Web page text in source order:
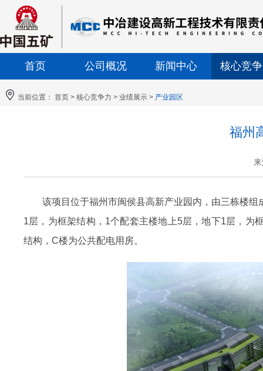
首页 公司概况 新闻中心 核心竞
当前位置： 首页 > 核心竞争力 > 业绩展示 > 产业园区
福州
该项目位于福州市闽侯县高新产业园内，由三栋楼组
1层，为框架结构，1个配套主楼地上5层，地下1层，为
结构，C楼为公共配电用房。